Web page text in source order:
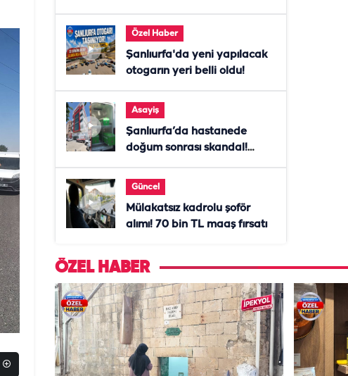
Özel Haber
Şanlıurfa'da yeni yapılacak
otogarın yeri belli oldu!
Asayiş
Şanlıurfa’da hastanede
doğum sonrası skandal!
Güncel
Mülakatsız kadrolu şoför
alımı! 70 bin TL maaş fırsatı
ÖZEL HABER